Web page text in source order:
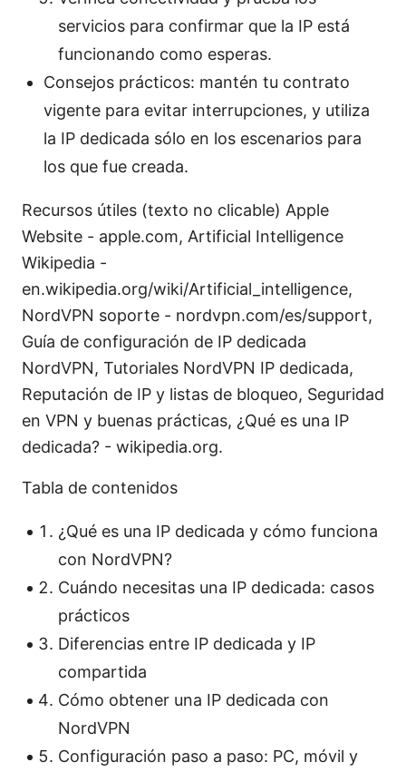
servicios para confirmar que la IP está
funcionando como esperas.
Consejos prácticos: mantén tu contrato
vigente para evitar interrupciones, y utiliza
la IP dedicada sólo en los escenarios para
los que fue creada.
Recursos útiles (texto no clicable) Apple
Website - apple.com, Artificial Intelligence
Wikipedia -
en.wikipedia.org/wiki/Artificial_intelligence,
NordVPN soporte - nordvpn.com/es/support,
Guía de configuración de IP dedicada
NordVPN, Tutoriales NordVPN IP dedicada,
Reputación de IP y listas de bloqueo, Seguridad
en VPN y buenas prácticas, ¿Qué es una IP
dedicada? - wikipedia.org.
Tabla de contenidos
¿Qué es una IP dedicada y cómo funciona
con NordVPN?
Cuándo necesitas una IP dedicada: casos
prácticos
Diferencias entre IP dedicada y IP
compartida
Cómo obtener una IP dedicada con
NordVPN
Configuración paso a paso: PC, móvil y